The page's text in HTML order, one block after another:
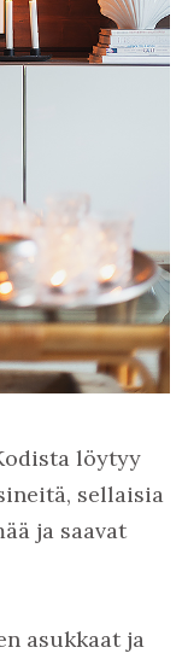
löytyy
sellaisia
ja saavat
asukkaat ja